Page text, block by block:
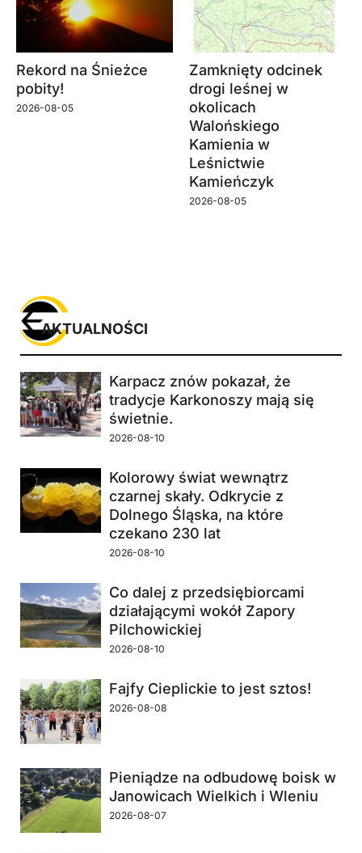
Rekord na Śnieżce
pobity!
2026-08-05
Zamknięty odcinek
drogi leśnej w
okolicach
Walońskiego
Kamienia w
Leśnictwie
Kamieńczyk
2026-08-05
Karpacz znów pokazał, że
tradycje Karkonoszy mają się
świetnie.
2026-08-10
Kolorowy świat wewnątrz
czarnej skały. Odkrycie z
Dolnego Śląska, na które
czekano 230 lat
2026-08-10
Co dalej z przedsiębiorcami
działającymi wokół Zapory
Pilchowickiej
2026-08-10
Fajfy Cieplickie to jest sztos!
2026-08-08
Pieniądze na odbudowę boisk w
Janowicach Wielkich i Wleniu
2026-08-07
AKTUALNOŚCI